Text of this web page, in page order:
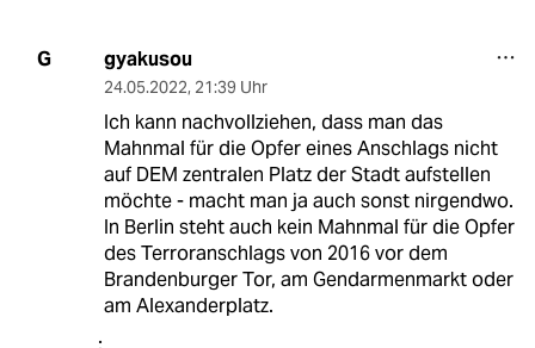
G gyakusou
24.05.2022, 21:39 Uhr
Ich kann nachvollziehen, dass man das
Mahnmal für die Opfer eines Anschlags nicht
auf DEM zentralen Platz der Stadt aufstellen
möchte - macht man ja auch sonst nirgendwo.
In Berlin steht auch kein Mahnmal für die Opfer
des Terroranschlags von 2016 vor dem
Brandenburger Tor, am Gendarmenmarkt oder
am Alexanderplatz.